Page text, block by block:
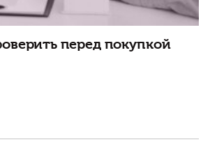
перед покупкой